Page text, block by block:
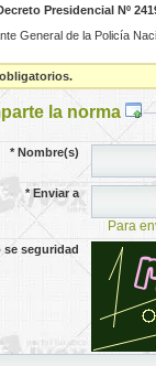
Presidencial Nº
General de la Policía
la norma
*Nombre(s)
*Enviar a
Para
se seguridad